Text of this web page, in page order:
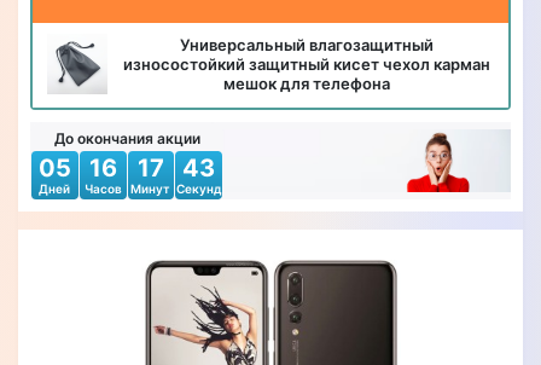
Универсальный влагозащитный
износостойкий защитный кисет чехол карман
мешок для телефона
До окончания акции
05
Дней
16
Часов
17
Минут
42
Секунд